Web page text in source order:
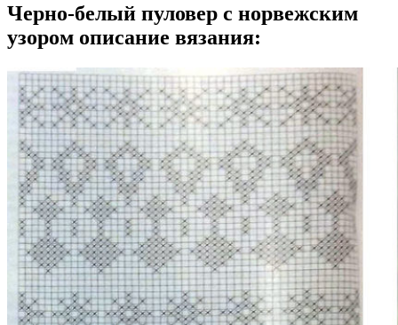
Черно-белый пуловер с норвежским
узором описание вязания: